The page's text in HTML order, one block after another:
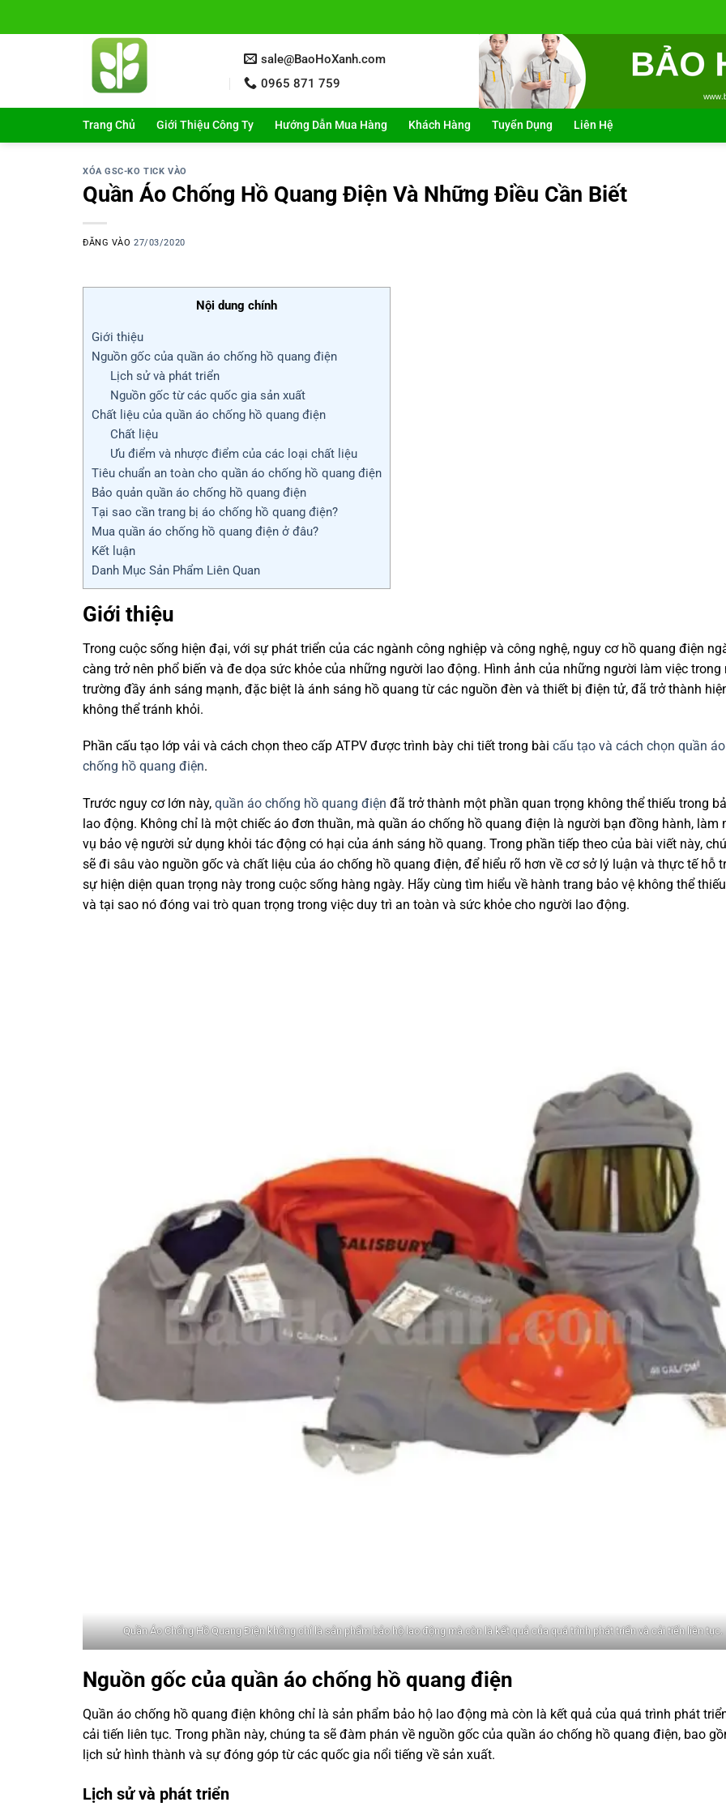
sale@BaoHoXanh.com
0965 871 759
Trang Chủ Giới Thiệu Công Ty Hướng Dẫn Mua Hàng Khách Hàng Tuyển Dụng Liên Hệ
XÓA GSC-KO TICK VÀO
Quần Áo Chống Hồ Quang Điện Và Những Điều Cần Biết
ĐĂNG VÀO27/03/2020
Nội dung chính
Giới thiệu
Nguồn gốc của quần áo chống hồ quang điện
Lịch sử và phát triển
Nguồn gốc từ các quốc gia sản xuất
Chất liệu của quần áo chống hồ quang điện
Chất liệu
Ưu điểm và nhược điểm của các loại chất liệu
Tiêu chuẩn an toàn cho quần áo chống hồ quang điện
Bảo quản quần áo chống hồ quang điện
Tại sao cần trang bị áo chống hồ quang điện?
Mua quần áo chống hồ quang điện ở đâu?
Kết luận
Danh Mục Sản Phẩm Liên Quan
Giới thiệu
Trong cuộc sống hiện đại, với sự phát triển của các ngành công nghiệp và công nghệ, nguy cơ hồ quang điện
càng trở nên phổ biến và đe dọa sức khỏe của những người lao động. Hình ảnh của những người làm việc trong
trường đầy ánh sáng mạnh, đặc biệt là ánh sáng hồ quang từ các nguồn đèn và thiết bị điện tử, đã trở thành
không thể tránh khỏi.
Phần cấu tạo lớp vải và cách chọn theo cấp ATPV được trình bày chi tiết trong bài cấu tạo và cách chọn quần áo
chống hồ quang điện.
Trước nguy cơ lớn này, quần áo chống hồ quang điện đã trở thành một phần quan trọng không thể thiếu trong
lao động. Không chỉ là một chiếc áo đơn thuần, mà quần áo chống hồ quang điện là người bạn đồng hành, làm
vụ bảo vệ người sử dụng khỏi tác động có hại của ánh sáng hồ quang. Trong phần tiếp theo của bài viết này,
sẽ đi sâu vào nguồn gốc và chất liệu của áo chống hồ quang điện, để hiểu rõ hơn về cơ sở lý luận và thực tế hỗ
sự hiện diện quan trọng này trong cuộc sống hàng ngày. Hãy cùng tìm hiểu về hành trang bảo vệ không thể
và tại sao nó đóng vai trò quan trọng trong việc duy trì an toàn và sức khỏe cho người lao động.
Quần Áo Chống Hồ Quang Điện không chỉ là sản phẩm bảo hộ lao động mà còn là kết quả của quá trình phát triển và cải tiến liên tục.
Nguồn gốc của quần áo chống hồ quang điện
Quần áo chống hồ quang điện không chỉ là sản phẩm bảo hộ lao động mà còn là kết quả của quá trình phát
cải tiến liên tục. Trong phần này, chúng ta sẽ đàm phán về nguồn gốc của quần áo chống hồ quang điện, bao
lịch sử hình thành và sự đóng góp từ các quốc gia nổi tiếng về sản xuất.
Lịch sử và phát triển